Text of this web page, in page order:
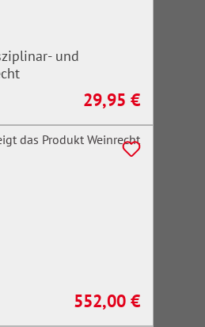
und
Regulärer Preis:
29,95 €
Regulärer Preis:
552,00 €